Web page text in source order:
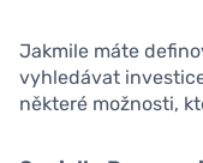
Jakmile máte
vyhledávat
některé možnosti,